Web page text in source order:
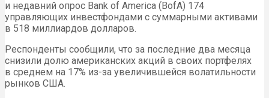
и недавний опрос Bank of America (BofA) 174
управляющих инвестфондами с суммарными активами
в 518 миллиардов долларов.
Респонденты сообщили, что за последние два месяца
снизили долю американских акций в своих портфелях
в среднем на 17% из-за увеличившейся волатильности
рынков США.